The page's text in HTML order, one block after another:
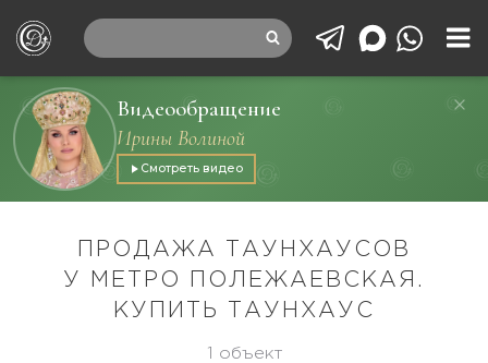
Видеообращение
Ирины Волиной
Смотреть видео
ПРОДАЖА ТАУНХАУСОВ
У МЕТРО ПОЛЕЖАЕВСКАЯ.
КУПИТЬ ТАУНХАУС
1 объект